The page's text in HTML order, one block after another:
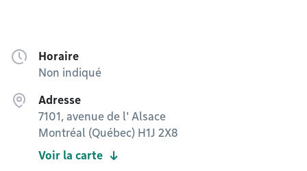
Horaire
Non indiqué
Adresse
7101, avenue de l' Alsace
Montréal (Québec) H1J 2X8
Voir la carte